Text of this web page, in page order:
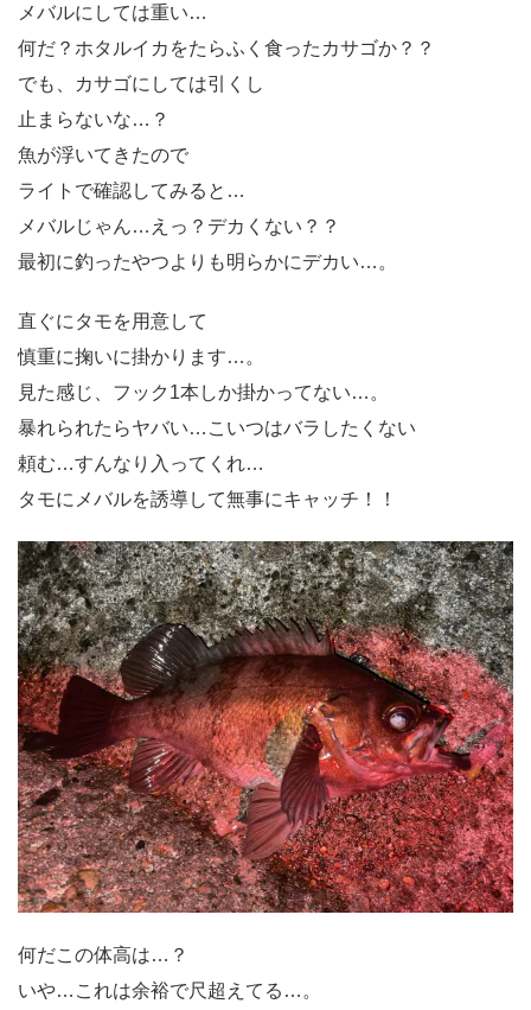
メバルにしては重い…
何だ？ホタルイカをたらふく食ったカサゴか？？
でも、カサゴにしては引くし
止まらないな…？
魚が浮いてきたので
ライトで確認してみると…
メバルじゃん…えっ？デカくない？？
最初に釣ったやつよりも明らかにデカい…。
直ぐにタモを用意して
慎重に掬いに掛かります…。
見た感じ、フック1本しか掛かってない…。
暴れられたらヤバい…こいつはバラしたくない
頼む…すんなり入ってくれ…
タモにメバルを誘導して無事にキャッチ！！
何だこの体高は…？
いや…これは余裕で尺超えてる…。